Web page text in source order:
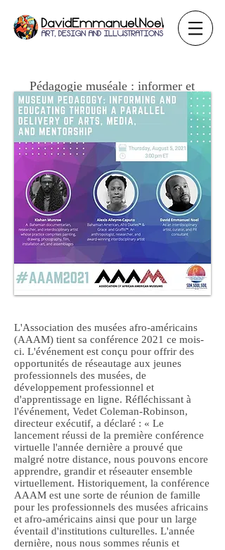
Pédagogie muséale : informer et
éduquer par une diffusion parallèle
des arts, des médias et du mentorat
L'Association des musées afro-américains
(AAAM) tient sa conférence 2021 ce mois-
ci. L'événement est conçu pour offrir des
opportunités de réseautage aux jeunes
professionnels des musées, de
développement professionnel et
d'apprentissage en ligne. Réfléchissant à
l'événement, Vedet Coleman-Robinson,
directeur exécutif, a déclaré : « Le
lancement réussi de la première conférence
virtuelle l'année dernière a prouvé que
malgré notre distance, nous pouvons encore
apprendre, grandir et réseauter ensemble
virtuellement. Historiquement, la conférence
AAAM est une sorte de réunion de famille
pour les professionnels des musées africains
et afro-américains ainsi que pour un large
éventail d'institutions culturelles. L'année
dernière, nous nous sommes réunis et